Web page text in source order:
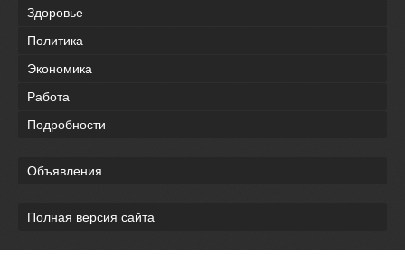
Здоровье
Политика
Экономика
Работа
Подробности
Объявления
Полная версия сайта